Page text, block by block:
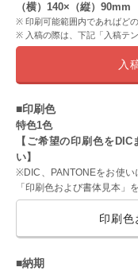
（横）140×（縦）90mm
印刷可能範囲内であればど
入稿の際は、下記「入稿テ
入
■印刷色
特色1色
【ご希望の印刷色を
い】
※DIC、PANTONEをお使
「印刷色および書体見本」
印刷色
■納期